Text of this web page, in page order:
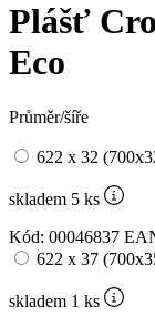
Plášť
Eco
Průměr/šíře
622 x 32
skladem 5 ks
Kód: 00046837
622 x 37
skladem 1 ks